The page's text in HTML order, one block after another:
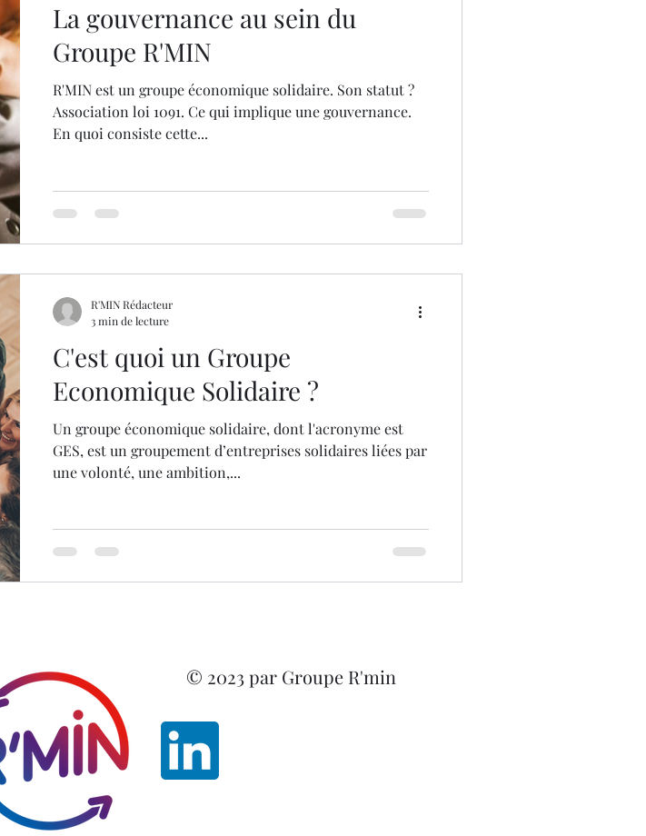
La gouvernance au sein du
Groupe R'MIN
R'MIN est un groupe économique solidaire. Son statut ?
Association loi 1091. Ce qui implique une gouvernance.
En quoi consiste cette...
C'est quoi un Groupe
Economique Solidaire ?
Un groupe économique solidaire, dont l'acronyme est
GES, est un groupement d’entreprises solidaires liées par
une volonté, une ambition,...
R'MIN Rédacteur
3 min de lecture
© 2023 par Groupe R'min